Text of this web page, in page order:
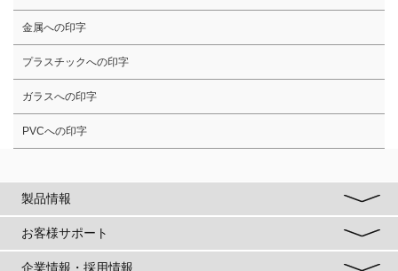
金属への印字
プラスチックへの印字
ガラスへの印字
PVCへの印字
製品情報
お客様サポート
企業情報・採用情報